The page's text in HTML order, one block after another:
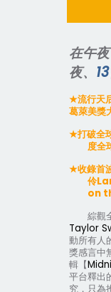
在午夜
夜、 13
★流行天
葛萊美獎
★打破全
度全
★收錄首
伶
on
綜觀
Taylor
動所有人
獎感言中
輯【
平台釋出
究，只為